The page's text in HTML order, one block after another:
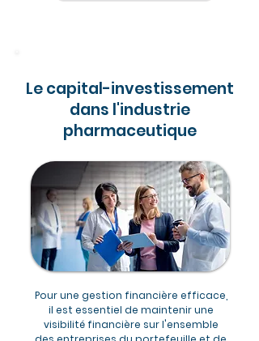
Le capital-investissement
dans l'industrie
pharmaceutique
Pour une gestion financière efficace,
il est essentiel de maintenir une
visibilité financière sur l'ensemble